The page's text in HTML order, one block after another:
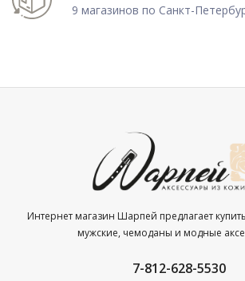
9 магазинов по Санкт-
Интернет магазин Шарпей предлагает
мужские, чемоданы и модные
7-812-628-5530